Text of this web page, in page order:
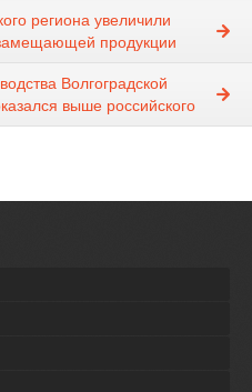
региона увеличили
продукции
Волгоградской
выше российского